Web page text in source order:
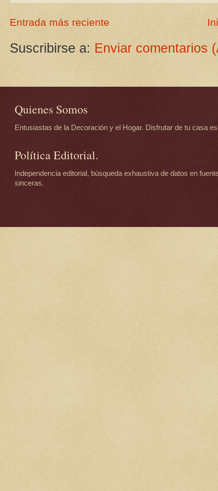
Entrada más reciente
Suscribirse a: Enviar comentarios
Quienes Somos
Entusiastas de la Decoración y el Hogar. Disfrutar de tu casa
Política Editorial.
Independencia editorial, búsqueda exhaustiva de datos en
sinceras.